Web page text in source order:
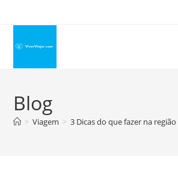
conteúdo
Blog
> Viagem > 3 Dicas do que fazer na